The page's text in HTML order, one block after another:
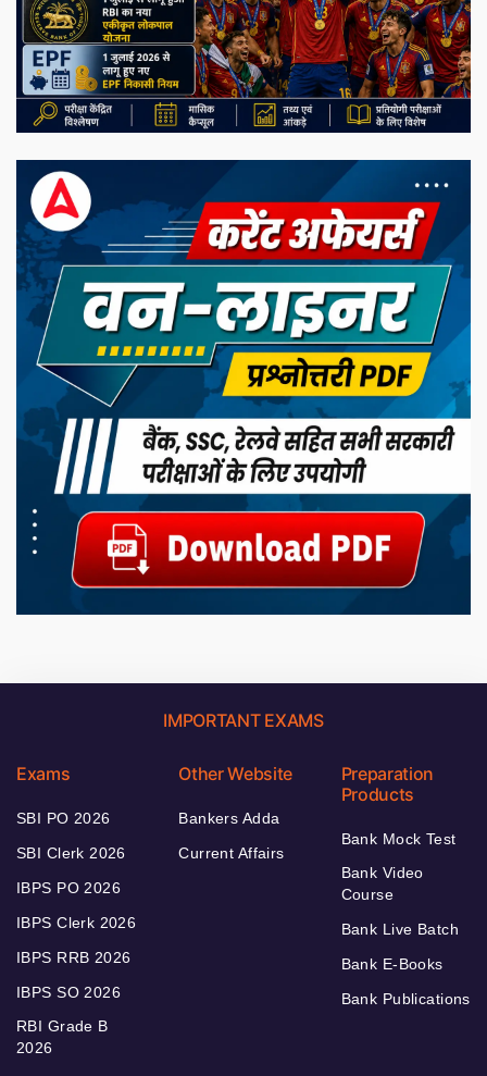
IMPORTANT EXAMS
Exams
SBI PO 2026
SBI Clerk 2026
IBPS PO 2026
IBPS Clerk 2026
IBPS RRB 2026
IBPS SO 2026
RBI Grade B
2026
Other Website
Bankers Adda
Current Affairs
Preparation
Products
Bank Mock Test
Bank Video
Course
Bank Live Batch
Bank E-Books
Bank Publications